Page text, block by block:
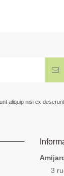
aliquip nisi ex deserunt.
3